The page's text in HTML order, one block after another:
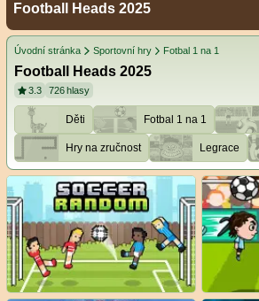
Football Heads 2025
Úvodní stránka Sportovní hry Fotbal 1 na 1
Football Heads 2025
3.3 726 hlasy
Děti Fotbal 1 na 1
Hry na zručnost Legrace